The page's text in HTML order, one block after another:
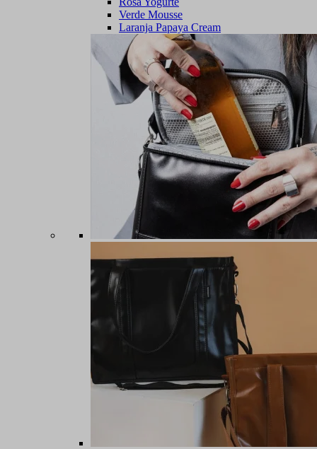
Verde Mousse
Laranja Papaya Cream